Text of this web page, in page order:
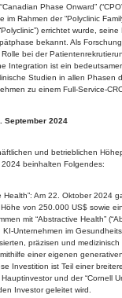
Phase Onward”
im Rahmen der “Polyclinic
errichtet wurde,
bekannt. Als
Rolle bei der
Integration ist ein
Studien in allen Phasen
zu einem Full-Service-
September 2024
und betrieblichen
beinhalten Folgendes:
Health”: Am 22. Oktober 2024
von 250.000 US$ sowie ein
mit “Abstractive Health”
KI-Unternehmen im
präzisen und
einer eigenen
Investition ist Teil einer
und der “Cornell
Investor geleitet wird.